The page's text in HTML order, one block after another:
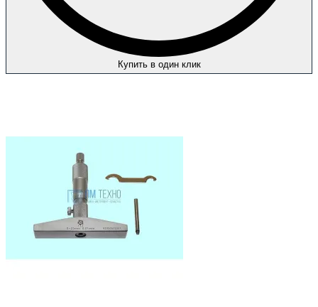
Купить в один клик